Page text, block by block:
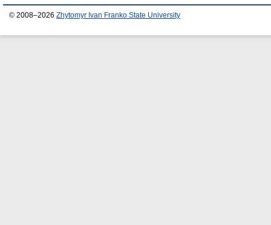
© 2008–2026 Zhytomyr Ivan Franko State University